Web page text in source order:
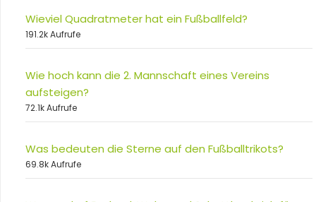
Wieviel Quadratmeter hat ein Fußballfeld?
191.2k Aufrufe
Wie hoch kann die 2. Mannschaft eines Vereins
aufsteigen?
72.1k Aufrufe
Was bedeuten die Sterne auf den Fußballtrikots?
69.8k Aufrufe